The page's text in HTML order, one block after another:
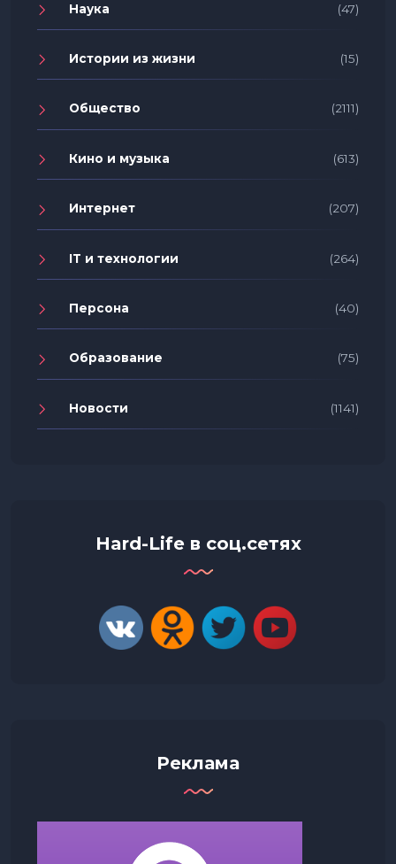
Наука (47)
Истории из жизни (15)
Общество (2111)
Кино и музыка (613)
Интернет (207)
IT и технологии (264)
Персона (40)
Образование (75)
Новости (1141)
Hard-Life в соц.сетях
Реклама